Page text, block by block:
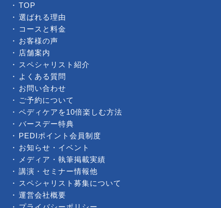
TOP
選ばれる理由
コースと料金
お客様の声
店舗案内
スペシャリスト紹介
よくある質問
お問い合わせ
ご予約について
ペディケアを10倍楽しむ方法
バースデー特典
PEDIポイント会員制度
お知らせ・イベント
メディア・執筆掲載実績
講演・セミナー情報他
スペシャリスト募集について
運営会社概要